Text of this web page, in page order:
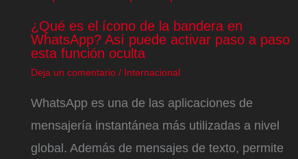
¿Qué es el ícono de la bandera en
WhatsApp? Así puede activar paso a paso
esta función oculta
Deja un comentario / Internacional
WhatsApp es una de las aplicaciones de
mensajería instantánea más utilizadas a nivel
global. Además de mensajes de texto, permite